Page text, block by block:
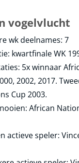
vogelvlucht
wk deelnames: 7
kwartfinale WK
5x winnaar
2002, 2017.
Cup 2003.
African
actieve speler: